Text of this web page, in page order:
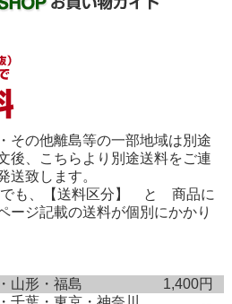
その他離島等の一部地域は別途
後、こちらより別途送料をご連
送致します。
も、【送料区分】 と 商品に
ジ記載の送料が個別にかかり
山形・福島
1,400円